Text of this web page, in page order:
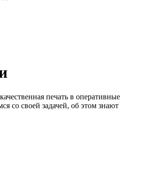
печать в оперативные
со своей задачей, об этом знают